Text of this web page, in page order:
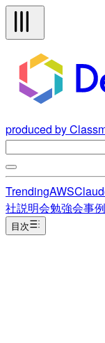
produced by
TrendingAWS
社説明会勉強会事例
目次